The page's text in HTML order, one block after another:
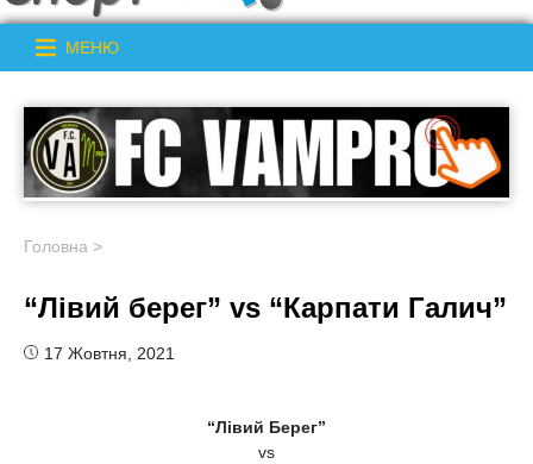
МЕНЮ
Головна >
“Лівий берег” vs “Карпати Галич”
17 Жовтня, 2021
“Лівий Берег”
vs